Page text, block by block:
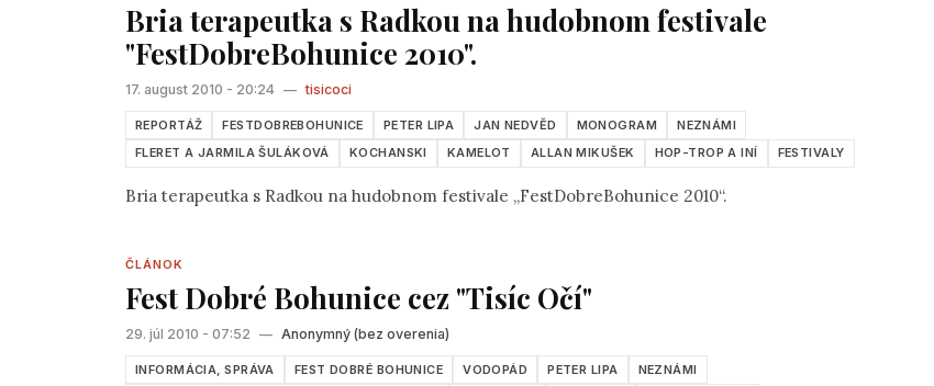
Bria terapeutka s Radkou na hudobnom festivale
"FestDobreBohunice 2010".
17. august 2010 - 20:24 — tisicoci
REPORTÁŽ FESTDOBREBOHUNICE PETER LIPA JAN NEDVĚD MONOGRAM
NEZNÁMI
FLERET A JARMILA ŠULÁKOVÁ
KOCHANSKI KAMELOT ALLAN MIKUŠEK HOP-TROP A INÍ FESTIVALY
Bria terapeutka s Radkou na hudobnom festivale „FestDobreBohunice 2010“.
ČLÁNOK
Fest Dobré Bohunice cez "Tisíc Očí"
29. júl 2010 - 07:52 — Anonymný (bez overenia)
INFORMÁCIA, SPRÁVA FEST DOBRÉ BOHUNICE VODOPÁD PETER LIPA
NEZNÁMI